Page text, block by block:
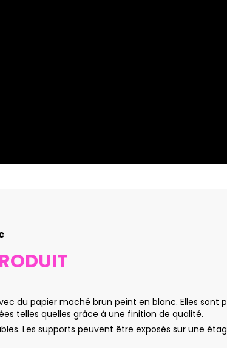
du papier maché brun peint en blanc. Elles sont
telles quelles grâce à une finition de qualité.
Les supports peuvent être exposés sur une